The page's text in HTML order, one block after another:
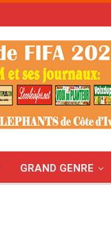
GRAND GENRE